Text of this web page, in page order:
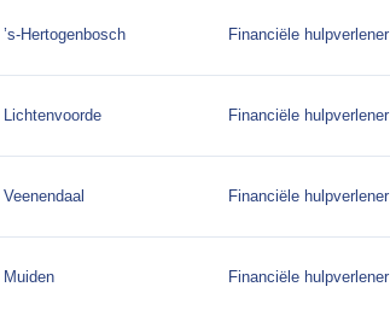
’s-Hertogenbosch Financiële hulpverlener
Lichtenvoorde Financiële hulpverlener
Veenendaal Financiële hulpverlener
Muiden Financiële hulpverlener